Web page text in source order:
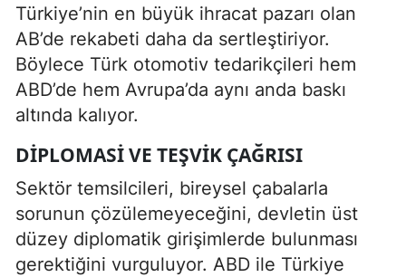
Türkiye’nin en büyük ihracat pazarı olan
AB’de rekabeti daha da sertleştiriyor.
Böylece Türk otomotiv tedarikçileri hem
ABD’de hem Avrupa’da aynı anda baskı
altında kalıyor.
DIPLOMASI VE TEŞVIK ÇAĞRISI
Sektör temsilcileri, bireysel çabalarla
sorunun çözülemeyeceğini, devletin üst
düzey diplomatik girişimlerde bulunması
gerektiğini vurguluyor. ABD ile Türkiye